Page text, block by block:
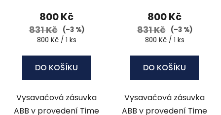
800 Kč
831 Kč
(–3 %)
Měrná
800 Kč / 1 ks
DO KOŠÍKU
Vysavačová zásuvka
ABB v provedení Time
800 Kč
831 Kč
(–3 %)
Měrná
800 Kč / 1 ks
DO KOŠÍKU
Vysavačová zásuvka
ABB v provedení Time